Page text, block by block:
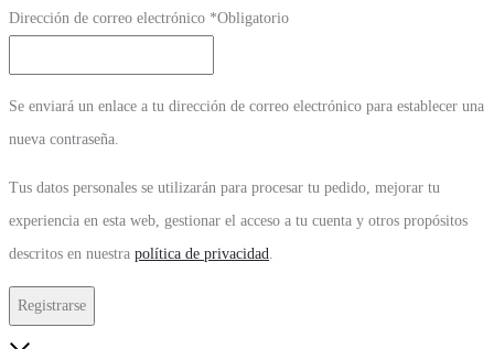
Dirección de correo electrónico *Obligatorio
Se enviará un enlace a tu dirección de correo electrónico para establecer una
nueva contraseña.
Tus datos personales se utilizarán para procesar tu pedido, mejorar tu
experiencia en esta web, gestionar el acceso a tu cuenta y otros propósitos
descritos en nuestra política de privacidad.
Registrarse